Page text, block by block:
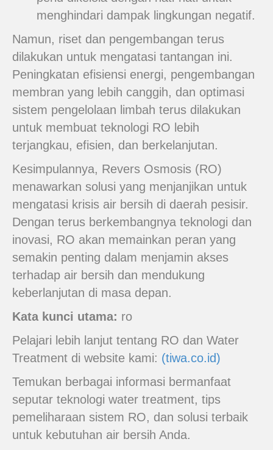
menghindari dampak lingkungan negatif.
Namun, riset dan pengembangan terus
dilakukan untuk mengatasi tantangan ini.
Peningkatan efisiensi energi, pengembangan
membran yang lebih canggih, dan optimasi
sistem pengelolaan limbah terus dilakukan
untuk membuat teknologi RO lebih
terjangkau, efisien, dan berkelanjutan.
Kesimpulannya, Revers Osmosis (RO)
menawarkan solusi yang menjanjikan untuk
mengatasi krisis air bersih di daerah pesisir.
Dengan terus berkembangnya teknologi dan
inovasi, RO akan memainkan peran yang
semakin penting dalam menjamin akses
terhadap air bersih dan mendukung
keberlanjutan di masa depan.
Kata kunci utama: ro
Pelajari lebih lanjut tentang RO dan Water
Treatment di website kami: (tiwa.co.id)
Temukan berbagai informasi bermanfaat
seputar teknologi water treatment, tips
pemeliharaan sistem RO, dan solusi terbaik
untuk kebutuhan air bersih Anda.